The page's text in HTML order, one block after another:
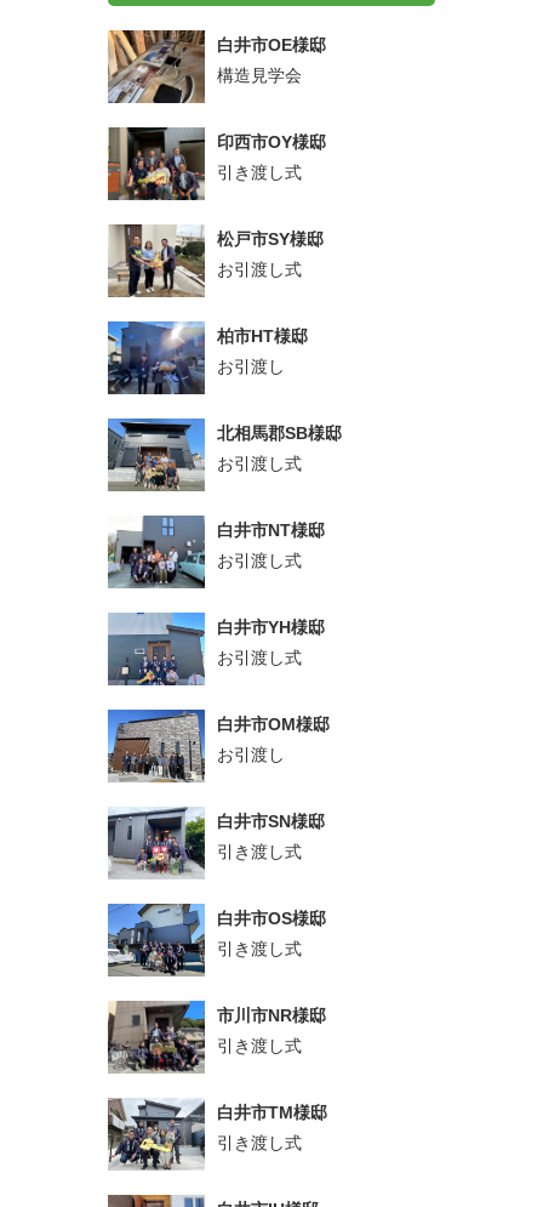
白井市OE様邸
構造見学会
印西市OY様邸
引き渡し式
松戸市SY様邸
お引渡し式
柏市HT様邸
お引渡し
北相馬郡SB様邸
お引渡し式
白井市NT様邸
お引渡し式
白井市YH様邸
お引渡し式
白井市OM様邸
お引渡し
白井市SN様邸
引き渡し式
白井市OS様邸
引き渡し式
市川市NR様邸
引き渡し式
白井市TM様邸
引き渡し式